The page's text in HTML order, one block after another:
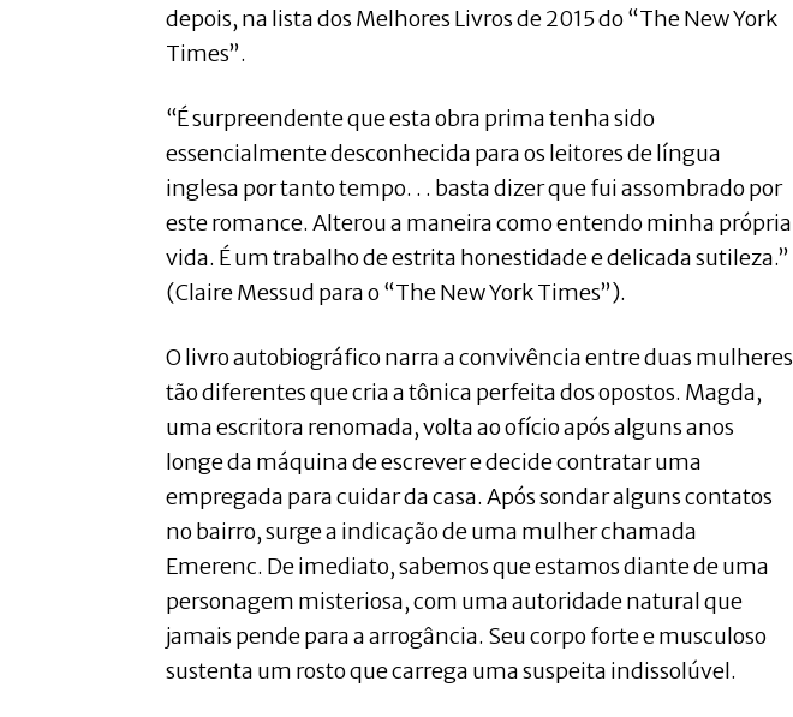
depois, na lista dos Melhores Livros de 2015 do “The New York
Times”.
“É surpreendente que esta obra prima tenha sido
essencialmente desconhecida para os leitores de língua
inglesa por tanto tempo. . . basta dizer que fui assombrado por
este romance. Alterou a maneira como entendo minha própria
vida. É um trabalho de estrita honestidade e delicada sutileza.’’
(Claire Messud para o “The New York Times”).
O livro autobiográfico narra a convivência entre duas mulheres
tão diferentes que cria a tônica perfeita dos opostos. Magda,
uma escritora renomada, volta ao ofício após alguns anos
longe da máquina de escrever e decide contratar uma
empregada para cuidar da casa. Após sondar alguns contatos
no bairro, surge a indicação de uma mulher chamada
Emerenc. De imediato, sabemos que estamos diante de uma
personagem misteriosa, com uma autoridade natural que
jamais pende para a arrogância. Seu corpo forte e musculoso
sustenta um rosto que carrega uma suspeita indissolúvel.